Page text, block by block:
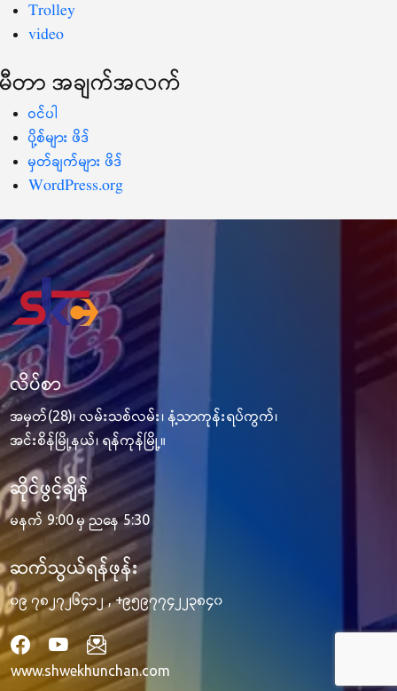
Trolley
video
မီတာ အချက်အလက်
ဝင်ပါ
ပို့စ်များ ဖိဒ်
မှတ်ချက်များ ဖိဒ်
WordPress.org
လိပ်စာ
အမှတ်(28)၊ လမ်းသစ်လမ်း၊ နံ့သာကုန်းရပ်ကွက်၊
အင်းစိန်မြို့နယ်၊ ရန်ကုန်မြို့။
ဆိုင်ဖွင့်ချိန်
မနက် 9:00 မှ ညနေ 5:30
ဆက်သွယ်ရန်ဖုန်း
၀၉ ၇၈၂၇၂၆၄၁၂ ,+၉၅၉၇၇၄၂၂၃၈၄၀
www.shwekhunchan.com